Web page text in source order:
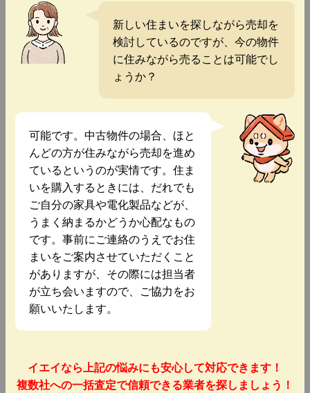
新しい住まいを探しながら売却を
検討しているのですが、今の物件
に住みながら売ることは可能でし
ょうか？
可能です。中古物件の場合、ほと
んどの方が住みながら売却を進め
ているというのが実情です。住ま
いを購入するときには、だれでも
ご自分の家具や電化製品などが、
うまく納まるかどうか心配なもの
です。事前にご連絡のうえでお住
まいをご案内させていただくこと
がありますが、その際には担当者
が立ち会いますので、ご協力をお
願いいたします。
イエイなら上記の悩みにも安心して対応できます！
複数社への一括査定で信頼できる業者を探しましょう！